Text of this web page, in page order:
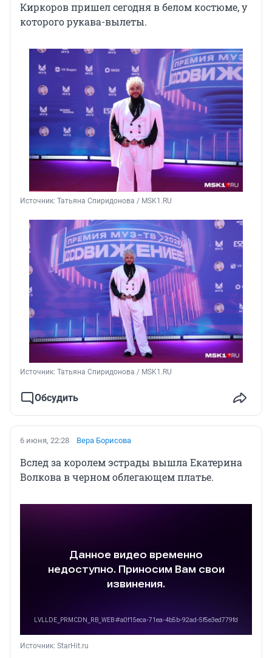
Киркоров пришел сегодня в белом костюме, у
которого рукава-вылеты.
Источник: Татьяна Спиридонова / MSK1.RU
Источник: Татьяна Спиридонова / MSK1.RU
Обсудить
6 июня, 22:28 Вера Борисова
Вслед за королем эстрады вышла Екатерина
Волкова в черном облегающем платье.
Источник: StarHit.ru